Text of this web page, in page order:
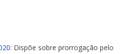
: Dispõe sobre prorrogação pelo